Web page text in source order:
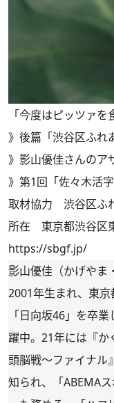
「今度はピッツァを
》 後篇「渋谷区ふれ
》 影山優佳さんのア
》 第1回「佐々木活
取材協力 渋谷区ふ
所在 東京都渋谷区
https://sbgf.jp/
影山優佳（かげやま
2001年生まれ、東
「日向坂46」を卒
躍中。21年には『か
頭脳戦～ファイナル
知られ、「ABEMA